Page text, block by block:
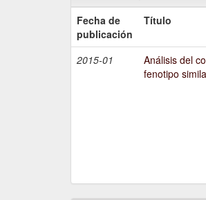
Fecha de
publicación
Título
2015-01
Análisis del
fenotipo